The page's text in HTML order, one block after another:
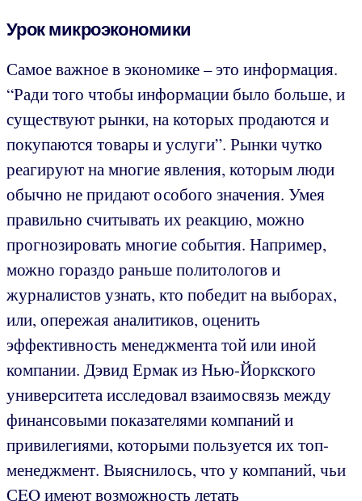
Урок микроэкономики
Самое важное в экономике – это информация.
“Ради того чтобы информации было больше, и
существуют рынки, на которых продаются и
покупаются товары и услуги”. Рынки чутко
реагируют на многие явления, которым люди
обычно не придают особого значения. Умея
правильно считывать их реакцию, можно
прогнозировать многие события. Например,
можно гораздо раньше политологов и
журналистов узнать, кто победит на выборах,
или, опережая аналитиков, оценить
эффективность менеджмента той или иной
компании. Дэвид Ермак из Нью-Йоркского
университета исследовал взаимосвязь между
финансовыми показателями компаний и
привилегиями, которыми пользуется их топ-
менеджмент. Выяснилось, что у компаний, чьи
СEO имеют возможность летать